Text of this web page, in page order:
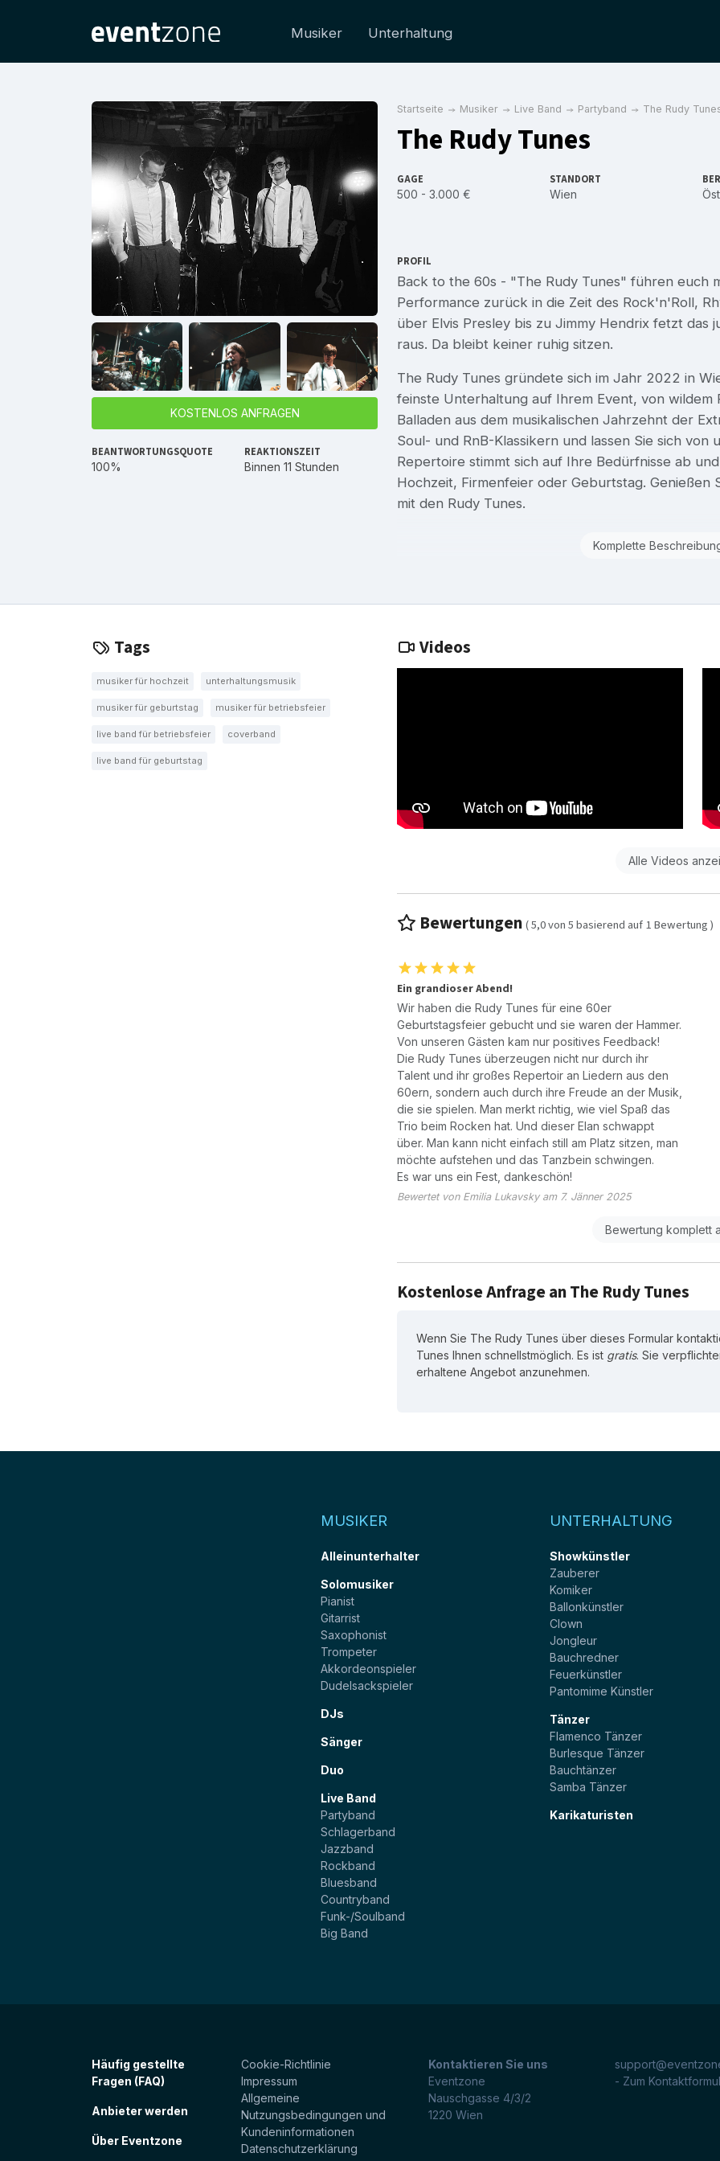
Musiker Unterhaltung
KOSTENLOS ANFRAGEN
BEANTWORTUNGSQUOTE
100%
REAKTIONSZEIT
Binnen 11 Stunden
Startseite Musiker Live Band Partyband The Rudy
The Rudy Tunes
GAGE
500 - 3.000 €
STANDORT
Wien
PROFIL
Back to the 60s - "The Rudy Tunes" führen euch
Performance zurück in die Zeit des Rock'n'Roll,
über Elvis Presley bis zu Jimmy Hendrix fetzt das
raus. Da bleibt keiner ruhig sitzen.
The Rudy Tunes gründete sich im Jahr 2022 in
feinste Unterhaltung auf Ihrem Event, von
Balladen aus dem musikalischen Jahrzehnt der
Soul- und RnB-Klassikern und lassen Sie sich
Repertoire stimmt sich auf Ihre Bedürfnisse ab
Hochzeit, Firmenfeier oder Geburtstag.
mit den Rudy Tunes.
Komplette
Tags
musiker für hochzeit unterhaltungsmusik
musiker für geburtstag musiker für betriebsfeier
live band für betriebsfeier coverband
live band für geburtstag
Videos
Alle Videos
Bewertungen(5,0von5basierend auf1Bewertung )
Ein grandioser Abend!
Wir haben die Rudy Tunes für eine 60er
Geburtstagsfeier gebucht und sie waren der Hammer.
Von unseren Gästen kam nur positives Feedback!
Die Rudy Tunes überzeugen nicht nur durch ihr
Talent und ihr großes Repertoir an Liedern aus den
60ern, sondern auch durch ihre Freude an der Musik,
die sie spielen. Man merkt richtig, wie viel Spaß das
Trio beim Rocken hat. Und dieser Elan schwappt
über. Man kann nicht einfach still am Platz sitzen, man
möchte aufstehen und das Tanzbein schwingen.
Es war uns ein Fest, dankeschön!
Bewertet von Emilia Lukavsky am 7. Jänner 2025
Bewertung komplett
Kostenlose Anfrage an The Rudy Tunes
Wenn Sie The Rudy Tunes über dieses Formular
Tunes Ihnen schnellstmöglich. Es ist gratis. Sie
erhaltene Angebot anzunehmen.
MUSIKER
Alleinunterhalter
Solomusiker
Pianist
Gitarrist
Saxophonist
Trompeter
Akkordeonspieler
Dudelsackspieler
DJs
Sänger
Duo
Live Band
Partyband
Schlagerband
Jazzband
Rockband
Bluesband
Countryband
Funk-/Soulband
Big Band
UNTERHALTUNG
Showkünstler
Zauberer
Komiker
Ballonkünstler
Clown
Jongleur
Bauchredner
Feuerkünstler
Pantomime Künstler
Tänzer
Flamenco Tänzer
Burlesque Tänzer
Bauchtänzer
Samba Tänzer
Karikaturisten
Häufig gestellte
Fragen (FAQ)
Anbieter werden
Über Eventzone
Cookie-Richtlinie
Impressum
Allgemeine
Nutzungsbedingungen und
Kundeninformationen
Datenschutzerklärung
Kontaktieren Sie uns
Eventzone
Nauschgasse 4/3/2
1220 Wien
- Zum